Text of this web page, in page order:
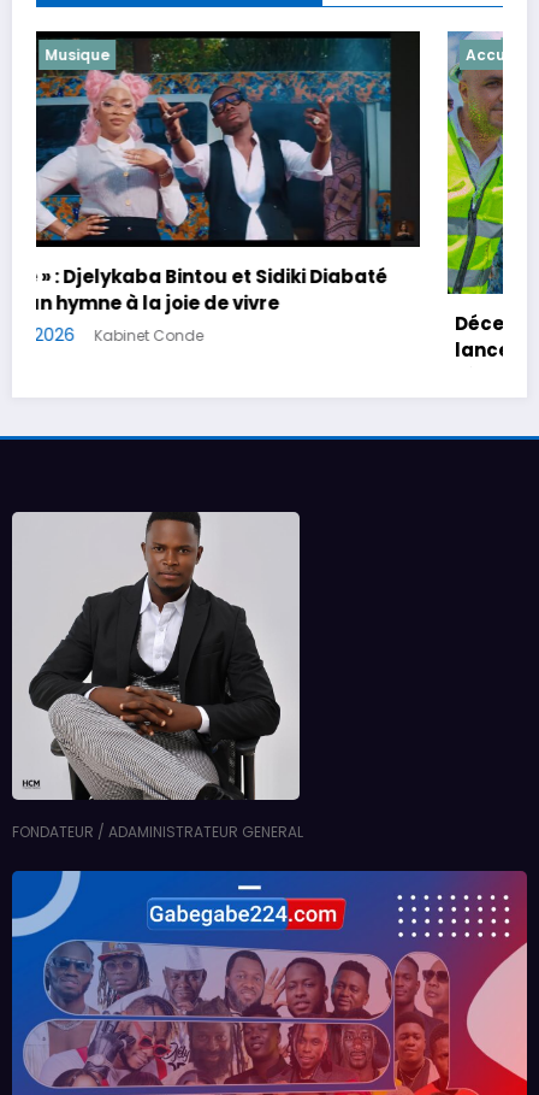
Accueil Culture
Décentralisation culturelle : Le gouvernement
FONDATEUR / ADAMINISTRATEUR GENERAL